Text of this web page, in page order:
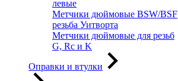
левые
Метчики дюймовые BSW/BSF
резьба Уитворта
Метчики дюймовые для резьб
G, Rc и K
Оправки и втулки